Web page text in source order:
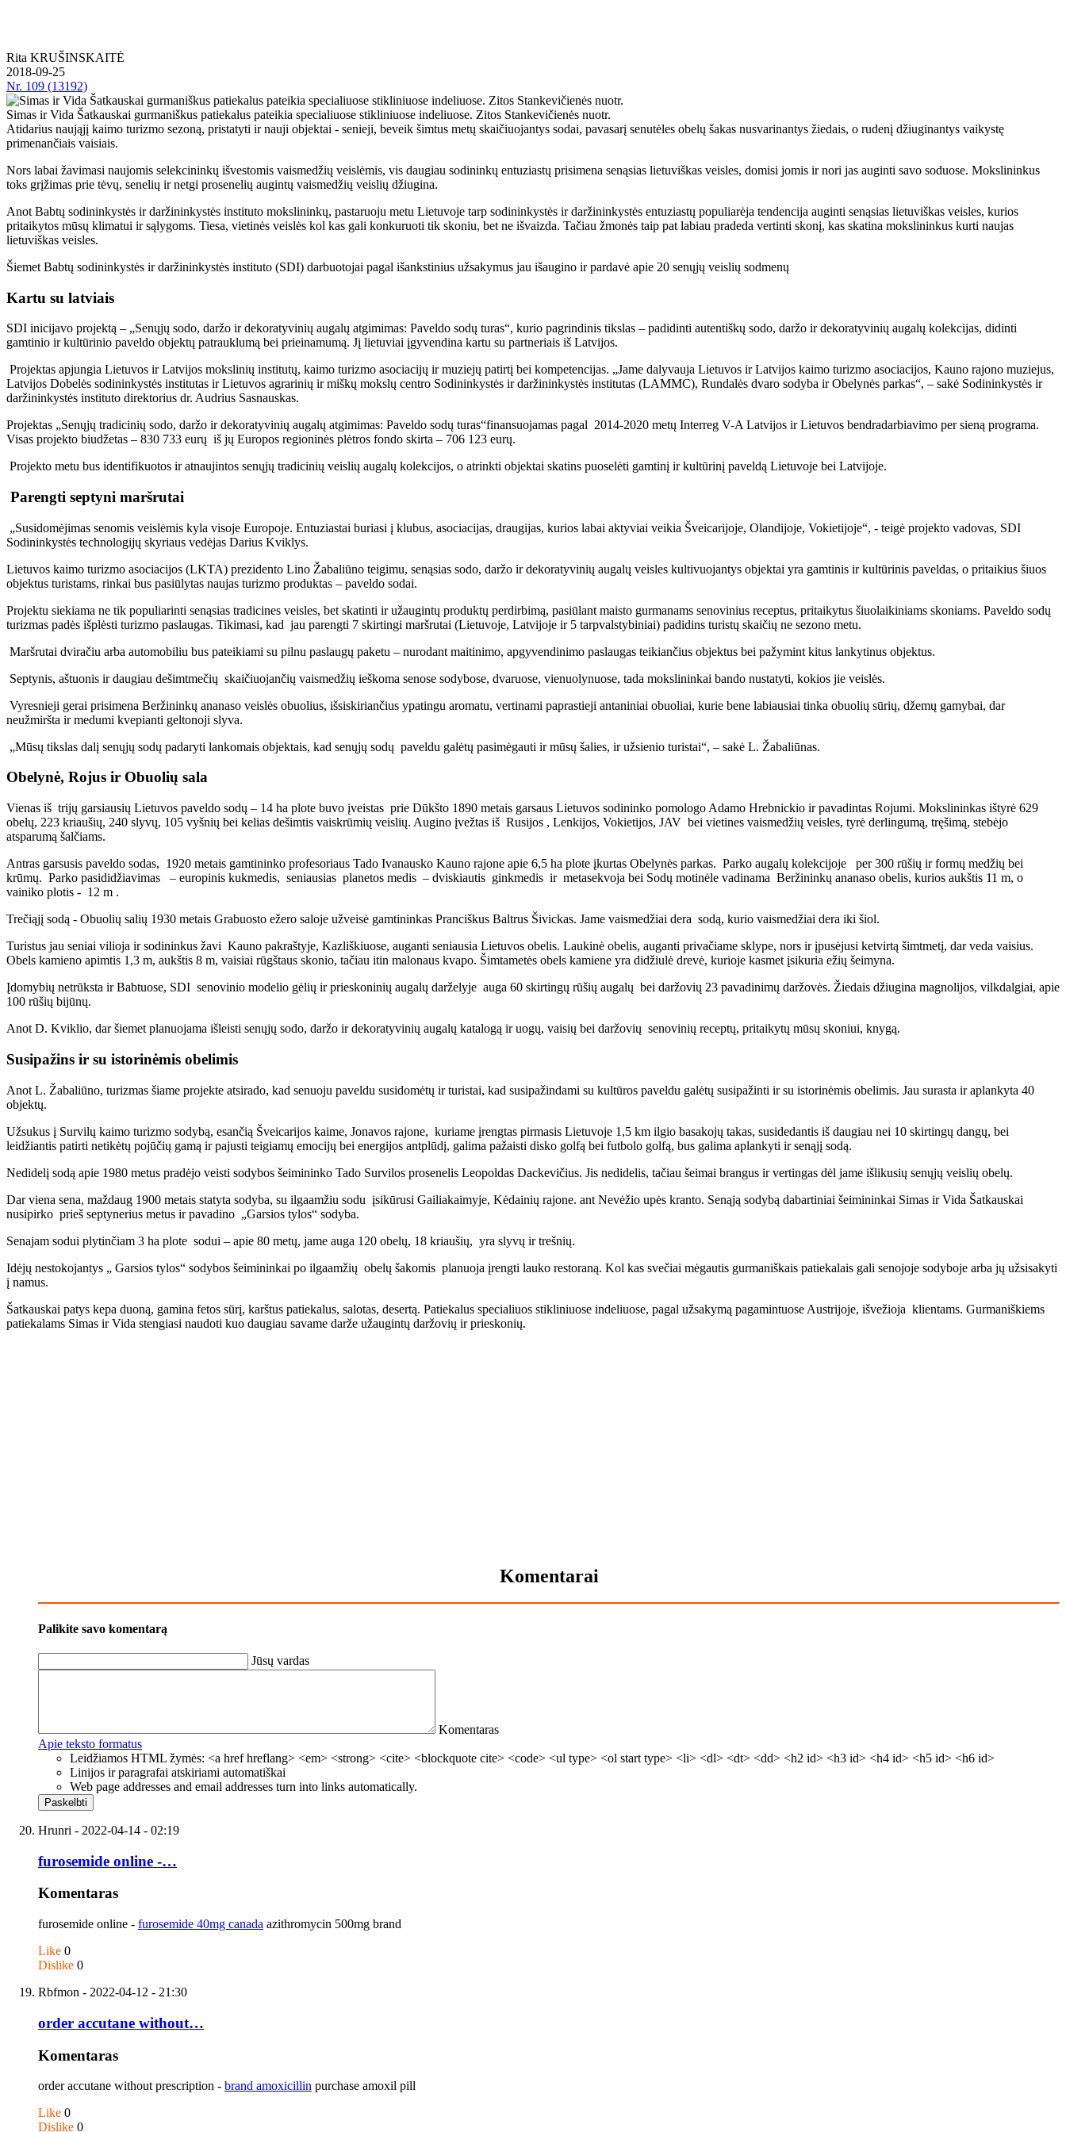
Rita KRUŠINSKAITĖ
2018-09-25
Nr. 109 (13192)
Simas ir Vida Šatkauskai gurmaniškus patiekalus pateikia specialiuose stikliniuose indeliuose. Zitos Stankevičienės nuotr.
Atidarius naująjį kaimo turizmo sezoną, pristatyti ir nauji objektai - senieji, beveik šimtus metų skaičiuojantys sodai, pavasarį senutėles obelų šakas nusvarinantys žiedais, o rudenį džiuginantys vaikystę
primenančiais vaisiais.
Nors labai žavimasi naujomis selekcininkų išvestomis vaismedžių veislėmis, vis daugiau sodininkų entuziastų prisimena senąsias lietuviškas veisles, domisi jomis ir nori jas auginti savo soduose. Mokslininkus
toks grįžimas prie tėvų, senelių ir netgi prosenelių augintų vaismedžių veislių džiugina.
Anot Babtų sodininkystės ir daržininkystės instituto mokslininkų, pastaruoju metu Lietuvoje tarp sodininkystės ir daržininkystės entuziastų populiarėja tendencija auginti senąsias lietuviškas veisles, kurios
pritaikytos mūsų klimatui ir sąlygoms. Tiesa, vietinės veislės kol kas gali konkuruoti tik skoniu, bet ne išvaizda. Tačiau žmonės taip pat labiau pradeda vertinti skonį, kas skatina mokslininkus kurti naujas
lietuviškas veisles.
Šiemet Babtų sodininkystės ir daržininkystės instituto (SDI) darbuotojai pagal išankstinius užsakymus jau išaugino ir pardavė apie 20 senųjų veislių sodmenų
Kartu su latviais
SDI inicijavo projektą – „Senųjų sodo, daržo ir dekoratyvinių augalų atgimimas: Paveldo sodų turas“, kurio pagrindinis tikslas – padidinti autentiškų sodo, daržo ir dekoratyvinių augalų kolekcijas, didinti
gamtinio ir kultūrinio paveldo objektų patrauklumą bei prieinamumą. Jį lietuviai įgyvendina kartu su partneriais iš Latvijos.
Projektas apjungia Lietuvos ir Latvijos mokslinių institutų, kaimo turizmo asociacijų ir muziejų patirtį bei kompetencijas. „Jame dalyvauja Lietuvos ir Latvijos kaimo turizmo asociacijos, Kauno rajono muziejus,
Latvijos Dobelės sodininkystės institutas ir Lietuvos agrarinių ir miškų mokslų centro Sodininkystės ir daržininkystės institutas (LAMMC), Rundalės dvaro sodyba ir Obelynės parkas“, – sakė Sodininkystės ir
daržininkystės instituto direktorius dr. Audrius Sasnauskas.
Projektas „Senųjų tradicinių sodo, daržo ir dekoratyvinių augalų atgimimas: Paveldo sodų turas“finansuojamas pagal 2014-2020 metų Interreg V-A Latvijos ir Lietuvos bendradarbiavimo per sieną programa.
Visas projekto biudžetas – 830 733 eurų iš jų Europos regioninės plėtros fondo skirta – 706 123 eurų.
Projekto metu bus identifikuotos ir atnaujintos senųjų tradicinių veislių augalų kolekcijos, o atrinkti objektai skatins puoselėti gamtinį ir kultūrinį paveldą Lietuvoje bei Latvijoje.
Parengti septyni maršrutai
„Susidomėjimas senomis veislėmis kyla visoje Europoje. Entuziastai buriasi į klubus, asociacijas, draugijas, kurios labai aktyviai veikia Šveicarijoje, Olandijoje, Vokietijoje“, - teigė projekto vadovas, SDI
Sodininkystės technologijų skyriaus vedėjas Darius Kviklys.
Lietuvos kaimo turizmo asociacijos (LKTA) prezidento Lino Žabaliūno teigimu, senąsias sodo, daržo ir dekoratyvinių augalų veisles kultivuojantys objektai yra gamtinis ir kultūrinis paveldas, o pritaikius šiuos
objektus turistams, rinkai bus pasiūlytas naujas turizmo produktas – paveldo sodai.
Projektu siekiama ne tik populiarinti senąsias tradicines veisles, bet skatinti ir užaugintų produktų perdirbimą, pasiūlant maisto gurmanams senovinius receptus, pritaikytus šiuolaikiniams skoniams. Paveldo sodų
turizmas padės išplėsti turizmo paslaugas. Tikimasi, kad jau parengti 7 skirtingi maršrutai (Lietuvoje, Latvijoje ir 5 tarpvalstybiniai) padidins turistų skaičių ne sezono metu.
Maršrutai dviračiu arba automobiliu bus pateikiami su pilnu paslaugų paketu – nurodant maitinimo, apgyvendinimo paslaugas teikiančius objektus bei pažymint kitus lankytinus objektus.
Septynis, aštuonis ir daugiau dešimtmečių skaičiuojančių vaismedžių ieškoma senose sodybose, dvaruose, vienuolynuose, tada mokslininkai bando nustatyti, kokios jie veislės.
Vyresnieji gerai prisimena Beržininkų ananaso veislės obuolius, išsiskiriančius ypatingu aromatu, vertinami paprastieji antaniniai obuoliai, kurie bene labiausiai tinka obuolių sūrių, džemų gamybai, dar
neužmiršta ir medumi kvepianti geltonoji slyva.
„Mūsų tikslas dalį senųjų sodų padaryti lankomais objektais, kad senųjų sodų paveldu galėtų pasimėgauti ir mūsų šalies, ir užsienio turistai“, – sakė L. Žabaliūnas.
Obelynė, Rojus ir Obuolių sala
Vienas iš trijų garsiausių Lietuvos paveldo sodų – 14 ha plote buvo įveistas prie Dūkšto 1890 metais garsaus Lietuvos sodininko pomologo Adamo Hrebnickio ir pavadintas Rojumi. Mokslininkas ištyrė 629
obelų, 223 kriaušių, 240 slyvų, 105 vyšnių bei kelias dešimtis vaiskrūmių veislių. Augino įvežtas iš Rusijos , Lenkijos, Vokietijos, JAV bei vietines vaismedžių veisles, tyrė derlingumą, tręšimą, stebėjo
atsparumą šalčiams.
Antras garsusis paveldo sodas, 1920 metais gamtininko profesoriaus Tado Ivanausko Kauno rajone apie 6,5 ha plote įkurtas Obelynės parkas. Parko augalų kolekcijoje per 300 rūšių ir formų medžių bei
krūmų. Parko pasididžiavimas – europinis kukmedis, seniausias planetos medis – dviskiautis ginkmedis ir metasekvoja bei Sodų motinėle vadinama Beržininkų ananaso obelis, kurios aukštis 11 m, o
vainiko plotis - 12 m .
Trečiąjį sodą - Obuolių salių 1930 metais Grabuosto ežero saloje užveisė gamtininkas Pranciškus Baltrus Šivickas. Jame vaismedžiai dera sodą, kurio vaismedžiai dera iki šiol.
Turistus jau seniai vilioja ir sodininkus žavi Kauno pakraštyje, Kazliškiuose, auganti seniausia Lietuvos obelis. Laukinė obelis, auganti privačiame sklype, nors ir įpusėjusi ketvirtą šimtmetį, dar veda vaisius.
Obels kamieno apimtis 1,3 m, aukštis 8 m, vaisiai rūgštaus skonio, tačiau itin malonaus kvapo. Šimtametės obels kamiene yra didžiulė drevė, kurioje kasmet įsikuria ežių šeimyna.
Įdomybių netrūksta ir Babtuose, SDI senovinio modelio gėlių ir prieskoninių augalų darželyje auga 60 skirtingų rūšių augalų bei daržovių 23 pavadinimų daržovės. Žiedais džiugina magnolijos, vilkdalgiai, apie
100 rūšių bijūnų.
Anot D. Kviklio, dar šiemet planuojama išleisti senųjų sodo, daržo ir dekoratyvinių augalų katalogą ir uogų, vaisių bei daržovių senovinių receptų, pritaikytų mūsų skoniui, knygą.
Susipažins ir su istorinėmis obelimis
Anot L. Žabaliūno, turizmas šiame projekte atsirado, kad senuoju paveldu susidomėtų ir turistai, kad susipažindami su kultūros paveldu galėtų susipažinti ir su istorinėmis obelimis. Jau surasta ir aplankyta 40
objektų.
Užsukus į Survilų kaimo turizmo sodybą, esančią Šveicarijos kaime, Jonavos rajone, kuriame įrengtas pirmasis Lietuvoje 1,5 km ilgio basakojų takas, susidedantis iš daugiau nei 10 skirtingų dangų, bei
leidžiantis patirti netikėtų pojūčių gamą ir pajusti teigiamų emocijų bei energijos antplūdį, galima pažaisti disko golfą bei futbolo golfą, bus galima aplankyti ir senąjį sodą.
Nedidelį sodą apie 1980 metus pradėjo veisti sodybos šeimininko Tado Survilos prosenelis Leopoldas Dackevičius. Jis nedidelis, tačiau šeimai brangus ir vertingas dėl jame išlikusių senųjų veislių obelų.
Dar viena sena, maždaug 1900 metais statyta sodyba, su ilgaamžiu sodu įsikūrusi Gailiakaimyje, Kėdainių rajone. ant Nevėžio upės kranto. Senąją sodybą dabartiniai šeimininkai Simas ir Vida Šatkauskai
nusipirko prieš septynerius metus ir pavadino „Garsios tylos“ sodyba.
Senajam sodui plytinčiam 3 ha plote sodui – apie 80 metų, jame auga 120 obelų, 18 kriaušių, yra slyvų ir trešnių.
Idėjų nestokojantys „ Garsios tylos“ sodybos šeimininkai po ilgaamžių obelų šakomis planuoja įrengti lauko restoraną. Kol kas svečiai mėgautis gurmaniškais patiekalais gali senojoje sodyboje arba jų užsisakyti
į namus.
Šatkauskai patys kepa duoną, gamina fetos sūrį, karštus patiekalus, salotas, desertą. Patiekalus specialiuos stikliniuose indeliuose, pagal užsakymą pagamintuose Austrijoje, išvežioja klientams. Gurmaniškiems
patiekalams Simas ir Vida stengiasi naudoti kuo daugiau savame darže užaugintų daržovių ir prieskonių.
Komentarai
Palikite savo komentarą
Jūsų vardas
Komentaras
Apie teksto formatus
Leidžiamos HTML žymės: <a href hreflang> <em> <strong> <cite> <blockquote cite> <code> <ul type> <ol start type> <li> <dl> <dt> <dd> <h2 id> <h3 id> <h4 id> <h5 id> <h6 id>
Linijos ir paragrafai atskiriami automatiškai
Web page addresses and email addresses turn into links automatically.
Hrunri - 2022-04-14 - 02:19
furosemide online -…
Komentaras
furosemide online - furosemide 40mg canada azithromycin 500mg brand
Like 0
Dislike 0
Rbfmon - 2022-04-12 - 21:30
order accutane without…
Komentaras
order accutane without prescription - brand amoxicillin purchase amoxil pill
Like 0
Dislike 0